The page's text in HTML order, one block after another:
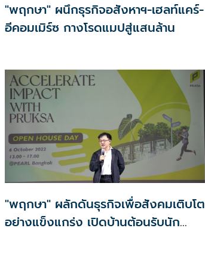
"พฤกษา" ผนึกธุรกิจอสังหาฯ-เฮลท์แคร์-
อีคอมเมิร์ซ กางโรดแมปสู่แสนล้าน
"พฤกษา" ผลักดันธุรกิจเพื่อสังคมเติบโต
อย่างแข็งแกร่ง เปิดบ้านต้อนรับนัก